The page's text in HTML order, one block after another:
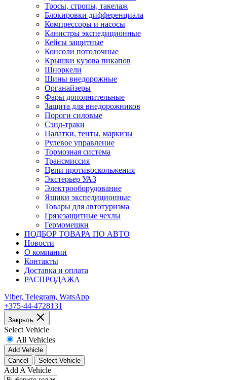
Тросы, стропы, такелаж
Блокировки дифференциала
Компрессоры и насосы
Канистры экспедиционные
Кейсы защитные
Консоли потолочные
Крышки кузова пикапов
Шноркели
Шины внедорожные
Органайзеры
Фары дополнительные
Защита для внедорожников
Пороги силовые
Сэнд-траки
Палатки, тенты, маркизы
Рулевое управление
Тормозная система
Трансмиссия
Цепи противоскольжения
Экстерьер УАЗ
Электрооборудование
Ящики экспедиционные
Товары для автотуризма
Грязезащитные чехлы
Гермомешки
ПОДБОР ТОВАРА ПО АВТО
Новости
О компании
Контакты
Доставка и оплата
РАСПРОДАЖА
Viber, Telegram, WatsApp
+375-44-4728131
Закрыть
Select Vehicle
All Vehicles
Add Vehicle
Cancel
Select Vehicle
Add A Vehicle